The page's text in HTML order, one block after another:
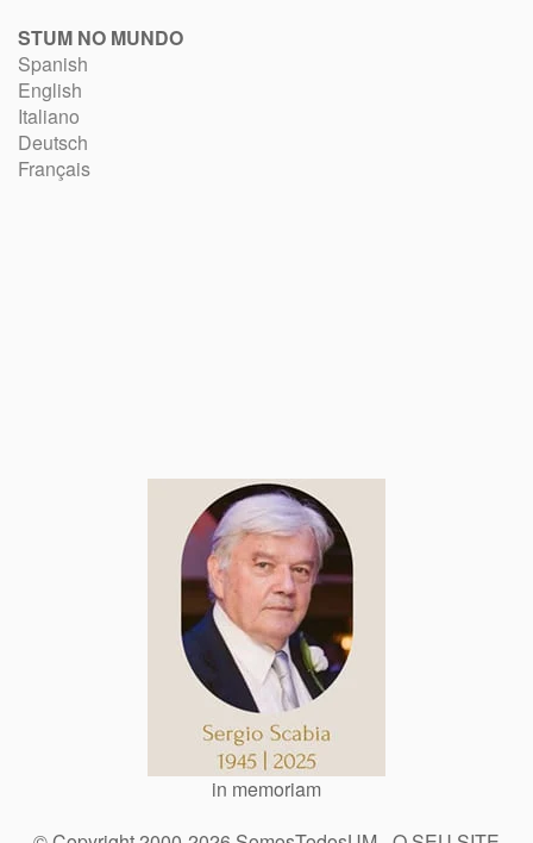
STUM NO MUNDO
Spanish
English
Italiano
Deutsch
Français
in memoriam